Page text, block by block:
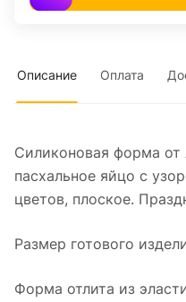
Описание Оплата
Силиконовая форма
пасхальное яйцо с
цветов, плоское.
Размер готового
Форма отлита из